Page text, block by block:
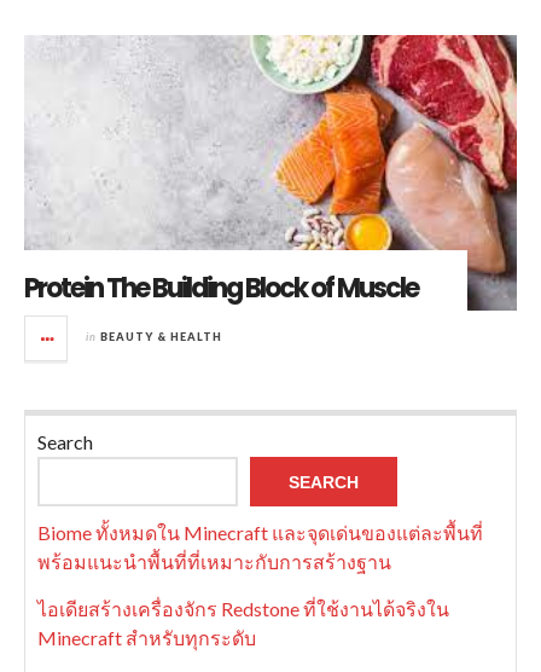
Protein The Building Block of Muscle
in BEAUTY & HEALTH
Search
SEARCH
Biome ทั้งหมดใน Minecraft และจุดเด่นของแต่ละพื้นที่
พร้อมแนะนำพื้นที่ที่เหมาะกับการสร้างฐาน
ไอเดียสร้างเครื่องจักร Redstone ที่ใช้งานได้จริงใน
Minecraft สำหรับทุกระดับ